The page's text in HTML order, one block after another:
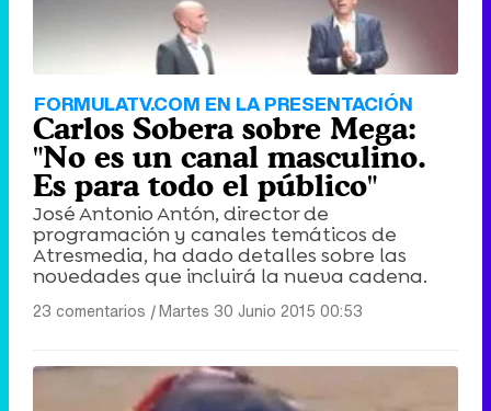
FORMULATV.COM EN LA PRESENTACIÓN
Carlos Sobera sobre Mega:
"No es un canal masculino.
Es para todo el público"
José Antonio Antón, director de
programación y canales temáticos de
Atresmedia, ha dado detalles sobre las
novedades que incluirá la nueva cadena.
23 comentarios |Martes 30 Junio 2015 00:53